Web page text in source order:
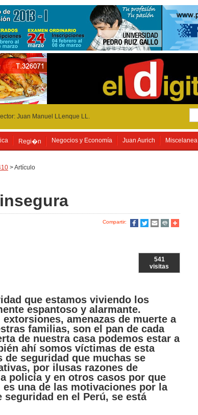
Juan Manuel LLenque LL.
Regi�n Negocios y Economía Juan Aurich Miscelanea
> Artículo
Compartir:
541
visitas
que estamos viviendo los
espantoso y alarmante.
extorsiones, amenazas de muerte a
familias, son el pan de cada
de nuestracasa podemos estar a
ahí somos víctimas de esta
de seguridad que muchas se
, por ilusas razones de
policíay en otros casos por que
es unade las motivaciones por la
seguridad en el Perú, se está